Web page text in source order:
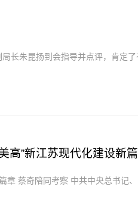
长朱昆扬到会指导并点评，肯定了
高”新江苏现代化建设新